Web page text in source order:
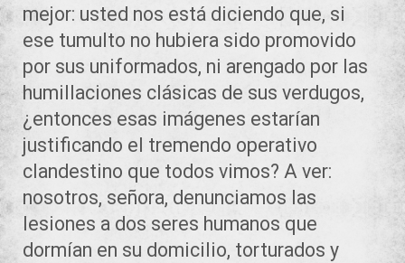
mejor: usted nos está diciendo que, si
ese tumulto no hubiera sido promovido
por sus uniformados, ni arengado por las
humillaciones clásicas de sus verdugos,
¿entonces esas imágenes estarían
justificando el tremendo operativo
clandestino que todos vimos? A ver:
nosotros, señora, denunciamos las
lesiones a dos seres humanos que
dormían en su domicilio, torturados y